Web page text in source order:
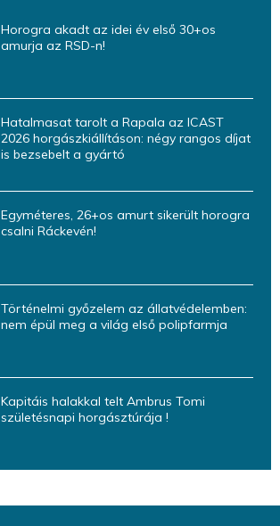
Horogra akadt az idei év első 30+os
amurja az RSD-n!
Hatalmasat tarolt a Rapala az ICAST
2026 horgászkiállításon: négy rangos díjat
is bezsebelt a gyártó
Egyméteres, 26+os amurt sikerült horogra
csalni Ráckevén!
Történelmi győzelem az állatvédelemben:
nem épül meg a világ első polipfarmja
Kapitáis halakkal telt Ambrus Tomi
születésnapi horgásztúrája !